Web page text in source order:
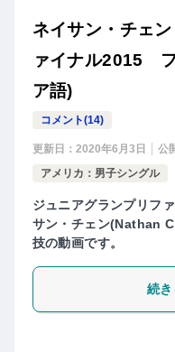
ネイサン・チェ
ァイナル2015
ア語)
コメント(14)
更新日： 2020年6月3日 公
アメリカ：男子シングル
ジュニアグランプリフ
サン・チェン(Nathan
技の動画です。
続